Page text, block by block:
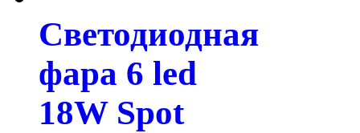
Светодиодная
фара 6 led
18W Spot